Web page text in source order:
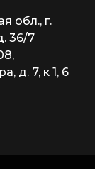
обл., г.
36/7
д. 7, к 1, 6